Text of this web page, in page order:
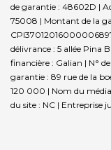
de garantie : 48602D |
75008 | Montant de la
délivrance : 5 allée Pina
financière : Galian | N°
garantie : 89 rue de la
120 000 | Nom du
du site : NC | Entreprise